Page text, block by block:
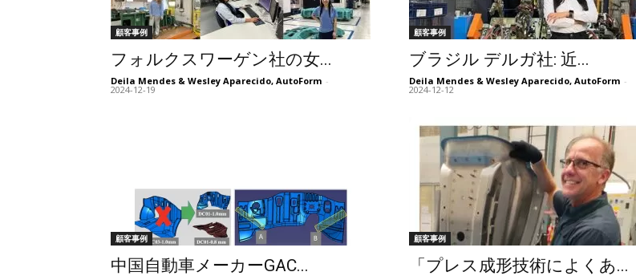
顧客事例
フォルクスワーゲン社の女...
Deila Mendes & Wesley Aparecido, AutoForm -
2024-12-19
顧客事例
ブラジル デルガ社: 近...
Deila Mendes & Wesley Aparecido, AutoForm -
2024-12-12
顧客事例
中国自動車メーカーGAC...
顧客事例
「プレス成形技術によくあ...